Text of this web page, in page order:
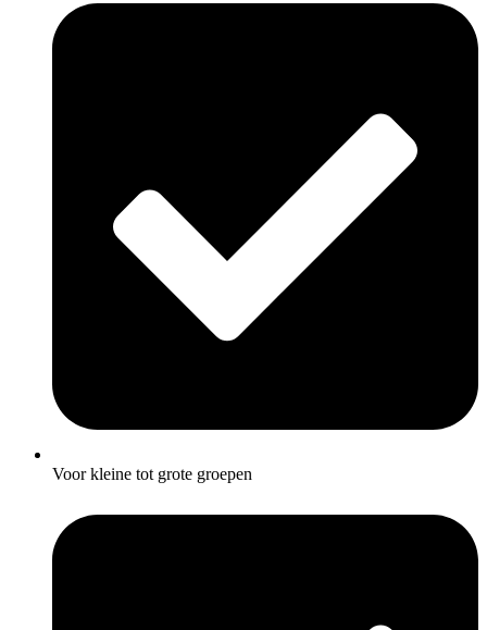
Voor kleine tot grote groepen